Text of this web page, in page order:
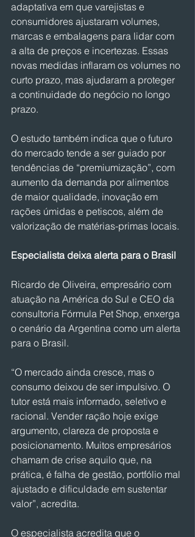
adaptativa em que varejistas e
consumidores ajustaram volumes,
marcas e embalagens para lidar com
a alta de preços e incertezas. Essas
novas medidas inflaram os volumes no
curto prazo, mas ajudaram a proteger
a continuidade do negócio no longo
prazo.
O estudo também indica que o futuro
do mercado tende a ser guiado por
tendências de “premiumização”, com
aumento da demanda por alimentos
de maior qualidade, inovação em
rações úmidas e petiscos, além de
valorização de matérias-primas locais.
Especialista deixa alerta para o Brasil
Ricardo de Oliveira, empresário com
atuação na América do Sul e CEO da
consultoria Fórmula Pet Shop, enxerga
o cenário da Argentina como um alerta
para o Brasil.
“O mercado ainda cresce, mas o
consumo deixou de ser impulsivo. O
tutor está mais informado, seletivo e
racional. Vender ração hoje exige
argumento, clareza de proposta e
posicionamento. Muitos empresários
chamam de crise aquilo que, na
prática, é falha de gestão, portfólio mal
ajustado e dificuldade em sustentar
valor”, acredita.
O especialista acredita que o